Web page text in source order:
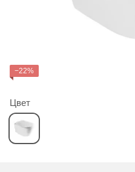
−22%
Цвет